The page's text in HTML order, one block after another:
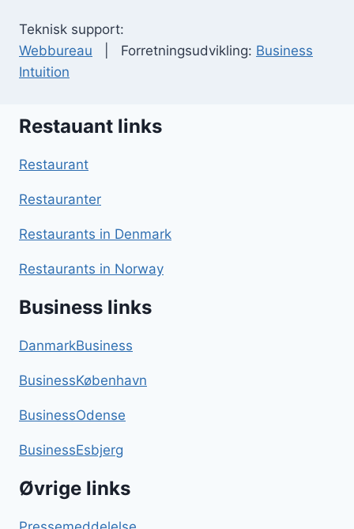
Teknisk support:
Webbureau | Forretningsudvikling: Business
Intuition
Restauant links
Restaurant
Restauranter
Restaurants in Denmark
Restaurants in Norway
Business links
DanmarkBusiness
BusinessKøbenhavn
BusinessOdense
BusinessEsbjerg
Øvrige links